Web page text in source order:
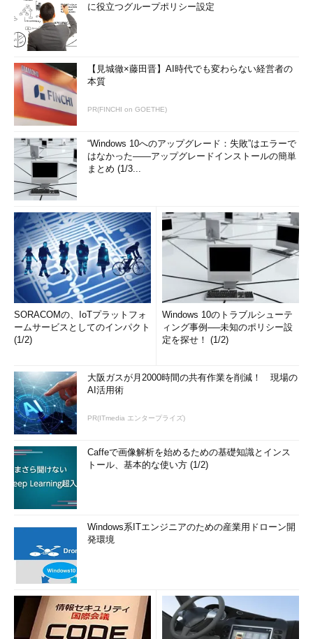
に役立つグループポリシー設定
【見城徹×藤田晋】AI時代でも変わらない経営者の
本質
PR(FINCHI on GOETHE)
“Windows 10へのアップグレード：失敗”はエラーで
はなかった――アップグレードインストールの簡単
まとめ (1/3...
SORACOMの、IoTプラットフォ
ームサービスとしてのインパクト
(1/2)
Windows 10のトラブルシューテ
ィング事例──未知のポリシー設
定を探せ！ (1/2)
大阪ガスが月2000時間の共有作業を削減！ 現場の
AI活用術
PR(ITmedia エンタープライズ)
Caffeで画像解析を始めるための基礎知識とインス
トール、基本的な使い方 (1/2)
Windows系ITエンジニアのための産業用ドローン開
発環境